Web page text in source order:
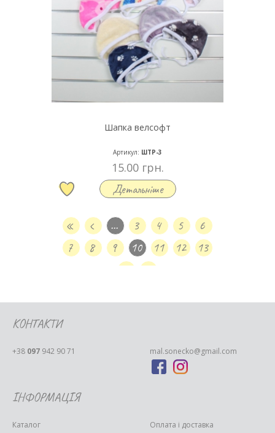
Шапка велсофт
Артикул: ШТР-3
15.00 грн.
Детальніше
« ‹ ... 3 4 5
6
7
8 9 10 11 12
13
›
»
КОНТАКТИ
+38 097 942 90 71 mal.sonecko@gmail.com
ІНФОРМАЦІЯ
Каталог
Оплата і доставка